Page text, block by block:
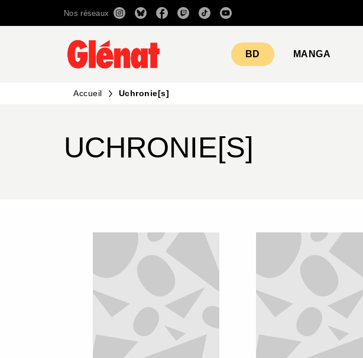
RECHERCHE CONTENU
Nos réseaux
BD MANGA
Accueil Uchronie[s]
UCHRONIE[S]